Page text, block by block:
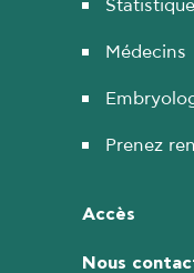
Médecins
Prenez
Accès
Nous